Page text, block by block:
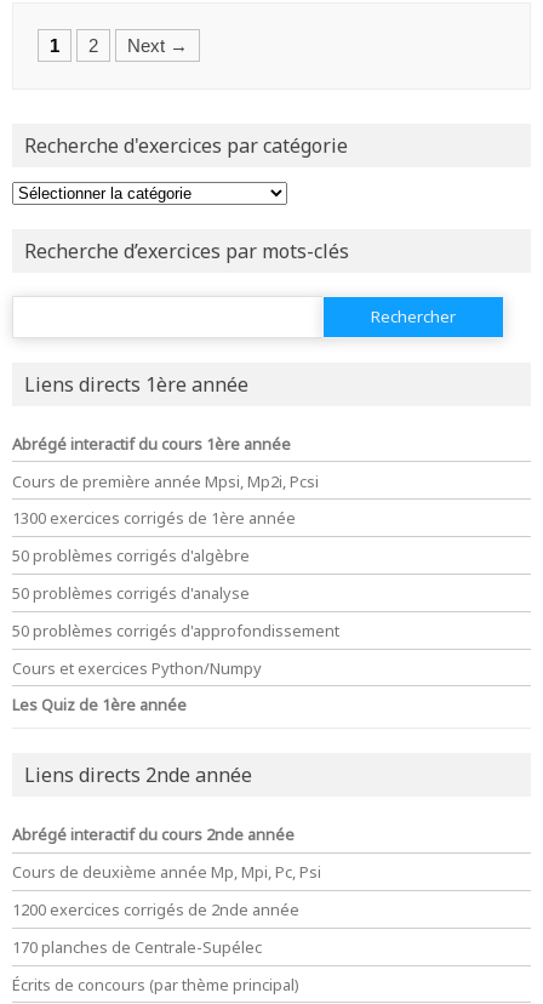
Posts
1 2 Next →
Recherche d'exercices par catégorie
Recherche d’exercices par mots-clés
Rechercher :
Liens directs 1ère année
Abrégé interactif du cours 1ère année
Cours de première année Mpsi, Mp2i, Pcsi
1300 exercices corrigés de 1ère année
50 problèmes corrigés d'algèbre
50 problèmes corrigés d'analyse
50 problèmes corrigés d'approfondissement
Cours et exercices Python/Numpy
Les Quiz de 1ère année
Liens directs 2nde année
Abrégé interactif du cours 2nde année
Cours de deuxième année Mp, Mpi, Pc, Psi
1200 exercices corrigés de 2nde année
170 planches de Centrale-Supélec
Écrits de concours (par thème principal)